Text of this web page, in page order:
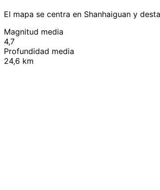
El mapa se centra en Shanhaiguan y
Magnitud media
4,7
Profundidad media
24,6 km